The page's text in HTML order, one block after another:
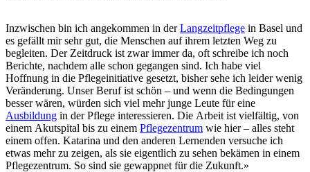
Inzwischen bin ich angekommen in derLangzeitpflege in Basel und
es gefällt mir sehr gut, die Menschen auf ihrem letzten Weg zu
begleiten. Der Zeitdruck ist zwar immer da, oft schreibe ich noch
Berichte, nachdem alle schon gegangen sind. Ich habe viel
Hoffnung in die Pflegeinitiative gesetzt, bisher sehe ich leider wenig
Veränderung. Unser Beruf ist schön – und wenn die Bedingungen
besser wären, würden sich viel mehr junge Leute für eine
Ausbildung in der Pflege interessieren. Die Arbeit ist vielfältig, von
einem Akutspital bis zu einem Pflegezentrum wie hier – alles steht
einem offen. Katarina und den anderen Lernenden versuche ich
etwas mehr zu zeigen, als sie eigentlich zu sehen bekämen in einem
Pflegezentrum. So sind sie gewappnet für die Zukunft.»